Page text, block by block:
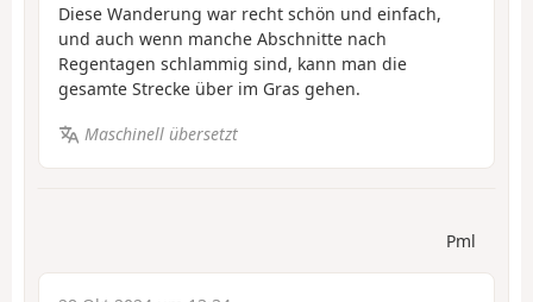
Diese Wanderung war recht schön und einfach,
und auch wenn manche Abschnitte nach
Regentagen schlammig sind, kann man die
gesamte Strecke über im Gras gehen.
Maschinell übersetzt
Pml